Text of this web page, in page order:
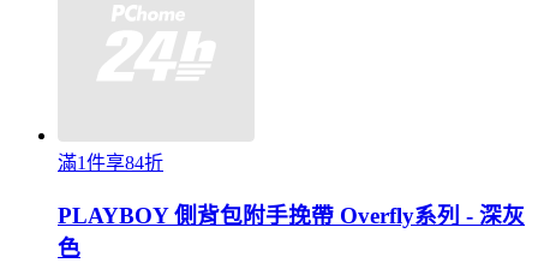
滿1件享84折
PLAYBOY 側背包附手挽帶 Overfly系列 - 深灰
色